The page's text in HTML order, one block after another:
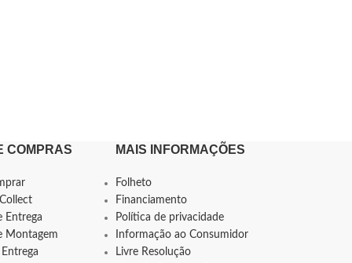
COMPRAS
Entrega
Montagem
MAIS INFORMAÇÕES
Folheto
Financiamento
Política de privacidade
Informação ao Consumidor
Livre Resolução